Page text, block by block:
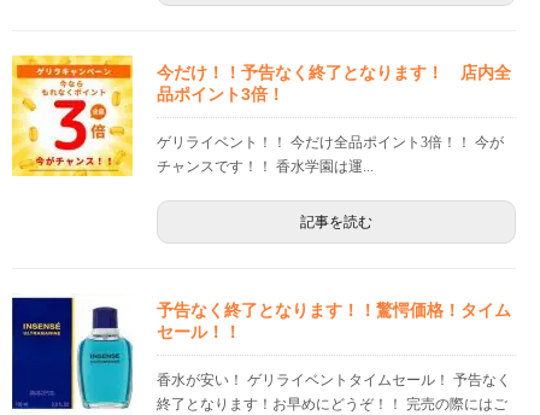
今だけ！！予告なく終了となります！ 店内全
品ポイント3倍！
ゲリライベント！！ 今だけ全品ポイント3倍！！ 今が
チャンスです！！ 香水学園は運...
記事を読む
予告なく終了となります！！驚愕価格！タイム
セール！！
香水が安い！ ゲリライベントタイムセール！ 予告なく
終了となります！お早めにどうぞ！！ 完売の際にはご